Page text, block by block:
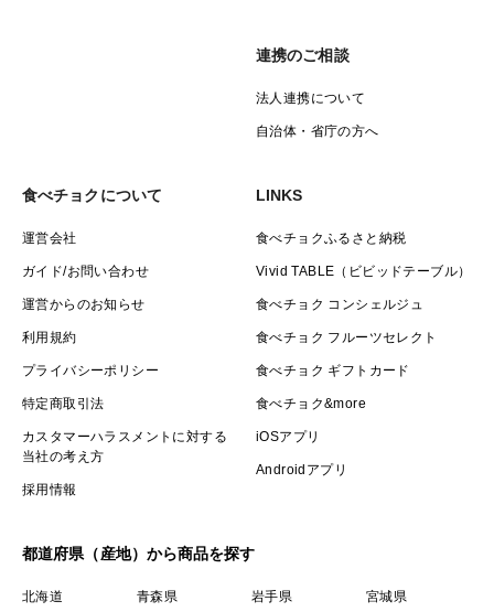
私たちのお茶を購入してくださっているのは、ほぼ
を続けてくださっている方も多くいらっしゃいます。
「香りが良い」
「毎日飲み続けられる味」
連携のご相談
法人連携について
自治体・省庁の方へ
食べチョクについて
運営会社
ガイド/お問い合わせ
運営からのお知らせ
利用規約
プライバシーポリシー
特定商取引法
カスタマーハラスメントに対する
当社の考え方
採用情報
LINKS
食べチョクふるさと納税
Vivid TABLE（ビビッドテーブル）
食べチョク コンシェルジュ
食べチョク フルーツセレクト
食べチョク ギフトカード
食べチョク&more
iOSアプリ
Androidアプリ
都道府県（産地）から商品を探す
北海道 青森県 岩手県
宮城県